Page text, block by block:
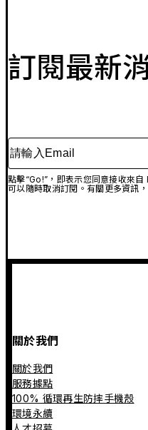
訂閱最新
請輸入Email
點擊“Go!”，即表示您同意接收來
可以隨時取消訂閱。有關更多資訊
關於我們
關於我們
服務據點
100% 循環再生防摔手機殼
環境永續